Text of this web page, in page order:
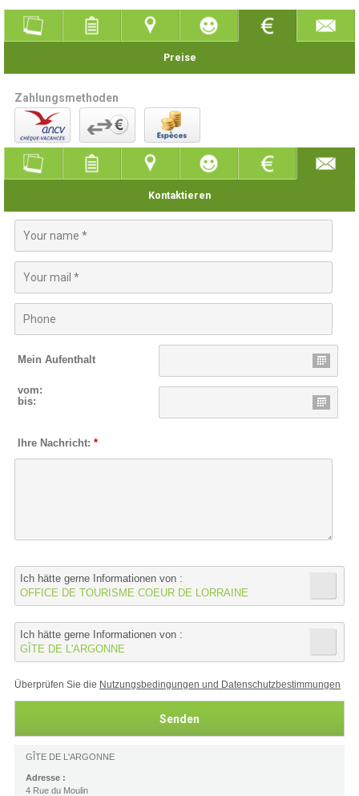
Preise
Zahlungsmethoden
Kontaktieren
Mein Aufenthalt
vom:
bis:
Ihre Nachricht:*
Ich hätte gerne Informationen von :
OFFICE DE TOURISME COEUR DE LORRAINE
Ich hätte gerne Informationen von :
GÎTE DE L'ARGONNE
Überprüfen Sie die Nutzungsbedingungen und Datenschutzbestimmungen
GÎTE DE L'ARGONNE
Adresse :
4 Rue du Moulin